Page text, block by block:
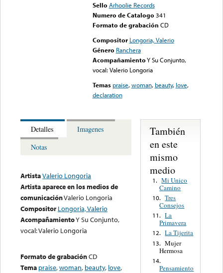
Sello Arhoolie Records
Numero de Catalogo 341
Formato de grabación CD
Compositor Longoria, Valerio
Género Ranchera
AcompañamientoY Su Conjunto,
vocal: Valerio Longoria
Temas praise,woman, beauty, love,
declaration
Detalles
Imagenes
Notas
ArtistaValerio Longoria
Artista aparece en los medios de
comunicaciónValerio Longoria
Compositor Longoria, Valerio
AcompañamientoY Su Conjunto,
vocal: Valerio Longoria
Formato de grabaciónCD
Tema praise,woman, beauty, love,
También
en este
mismo
medio
1. Mi Unico
Camino
10. Tres
Consejos
11. La
Primavera
12. La Tijerita
13. Mujer
Hermosa
14.
Pensamiento